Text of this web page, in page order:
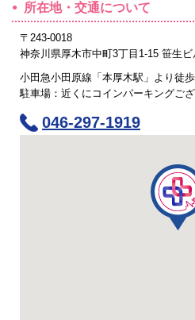
所在地・交通について
〒243-0018
神奈川県厚木市中町3丁目1-15 笹生ビ
小田急小田原線「本厚木駅」より徒
駐車場：近くにコインパーキングござ
046-297-1919